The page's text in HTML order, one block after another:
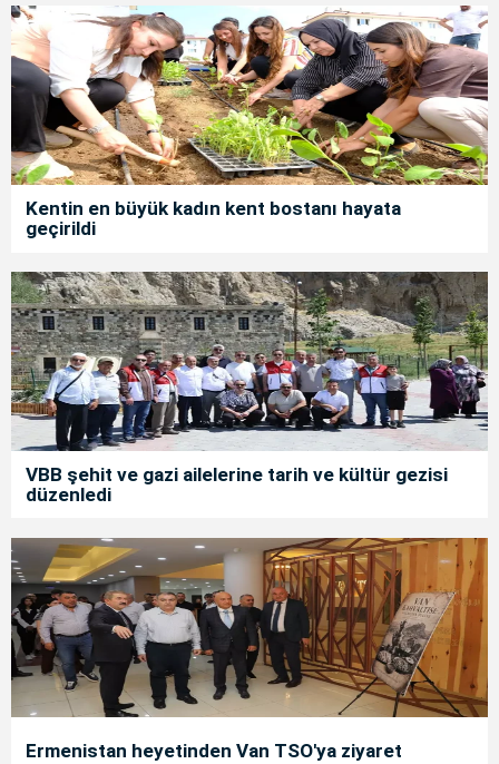
Kentin en büyük kadın kent bostanı hayata
geçirildi
VBB şehit ve gazi ailelerine tarih ve kültür gezisi
düzenledi
Ermenistan heyetinden Van TSO'ya ziyaret